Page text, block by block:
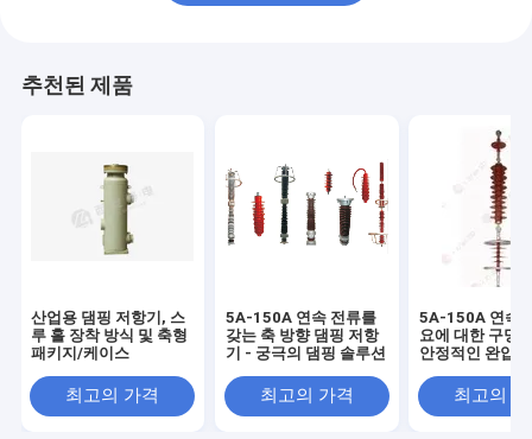
추천된 제품
산업용 댐핑 저항기, 스
루 홀 장착 방식 및 축형
패키지/케이스
최고의 가격
5A-150A 연속 전류를
갖는 축 방향 댐핑 저항
기 - 궁극의 댐핑 솔루션
최고의 가격
5A-150A 연속
요에 대한 구멍
안정적인 완압
최고의